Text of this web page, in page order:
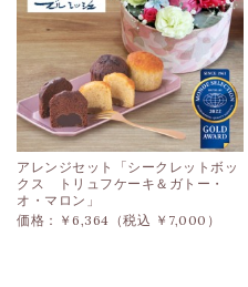
アレンジセット「シークレットボッ
クス トリュフケーキ＆ガトー・
オ・マロン」
価格：￥6,364（税込 ￥7,000）